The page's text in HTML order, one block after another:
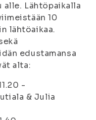
Lähtöpaikalla
10
lähtöaikaa.
edustamansa
alta:
-
& Julia